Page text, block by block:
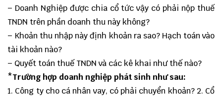
– Doanh Nghiệp được chia cổ tức vậy có phải nộp thuế
TNDN trên phần doanh thu này không?
– Khoản thu nhập này định khoản ra sao? Hạch toán vào
tài khoản nào?
– Quyết toán thuế TNDN và các kê khai như thế nào?
*Trường hợp doanh nghiệp phát sinh như sau:
1. Công ty cho cá nhân vay, có phải chuyển khoản? 2. Cổ